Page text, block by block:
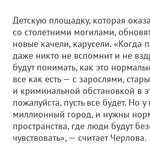
Детскую площадку, которая
со столетними могилами,
новые качели, карусели. «Когда
даже никто не вспомнит и не
будут понимать, как это
все как есть — с зарослями,
и криминальной обстановкой в
пожалуйста, пусть все будет. Но у
миллионный город, и нужны
пространства, где люди будут
чувствовать», — считает